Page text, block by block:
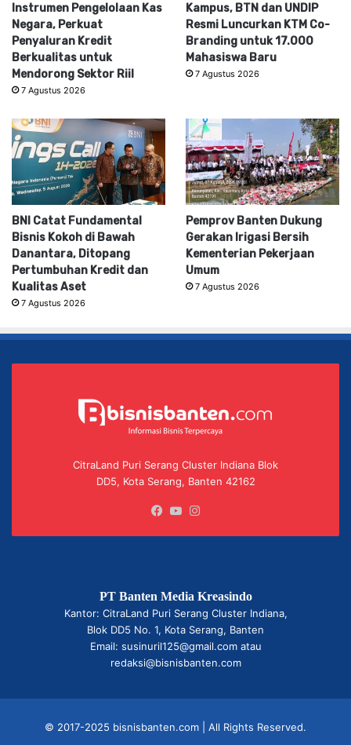
Instrumen Pengelolaan Kas
Negara, Perkuat
Penyaluran Kredit
Berkualitas untuk
Mendorong Sektor Riil
7 Agustus 2026
Kampus, BTN dan UNDIP
Resmi Luncurkan KTM Co-
Branding untuk 17.000
Mahasiswa Baru
7 Agustus 2026
BNI Catat Fundamental
Bisnis Kokoh di Bawah
Danantara, Ditopang
Pertumbuhan Kredit dan
Kualitas Aset
7 Agustus 2026
Pemprov Banten Dukung
Gerakan Irigasi Bersih
Kementerian Pekerjaan
Umum
7 Agustus 2026
CitraLand Puri Serang Cluster Indiana Blok
DD5, Kota Serang, Banten 42162
Facebook
YouTube
PT Banten Media Kreasindo
Kantor: CitraLand Puri Serang Cluster Indiana,
Blok DD5 No. 1, Kota Serang, Banten
Email: susinuril125@gmail.com atau
redaksi@bisnisbanten.com
© 2017-2025 bisnisbanten.com | All Rights Reserved.